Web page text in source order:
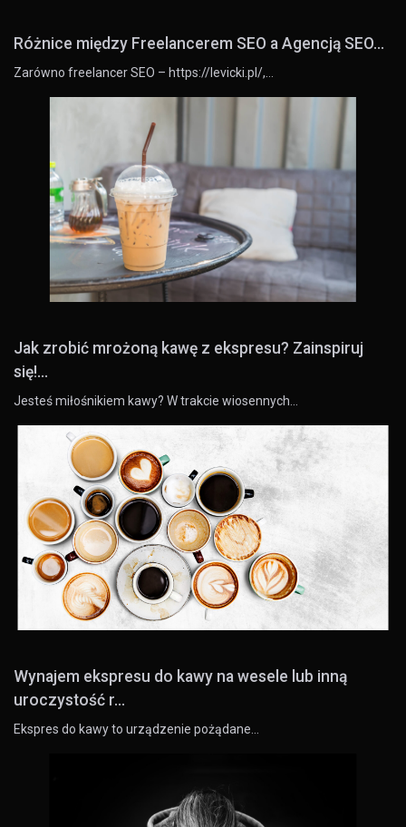
Różnice między Freelancerem SEO a Agencją SEO...
Zarówno freelancer SEO – https://levicki.pl/,…
Jak zrobić mrożoną kawę z ekspresu? Zainspiruj
się!...
Jesteś miłośnikiem kawy? W trakcie wiosennych…
Wynajem ekspresu do kawy na wesele lub inną
uroczystość r...
Ekspres do kawy to urządzenie pożądane…